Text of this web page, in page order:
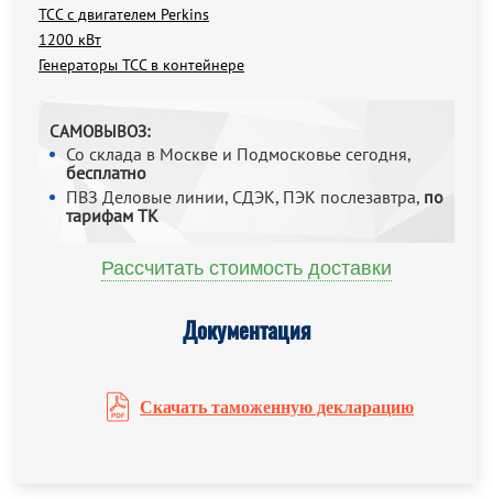
ТСС с двигателем Perkins
1200 кВт
Генераторы ТСС в контейнере
САМОВЫВОЗ:
Со склада в Москве и Подмосковье сегодня,
бесплатно
ПВЗ Деловые линии, СДЭК, ПЭК послезавтра, по
тарифам ТК
Рассчитать стоимость доставки
Документация
Скачать таможенную декларацию